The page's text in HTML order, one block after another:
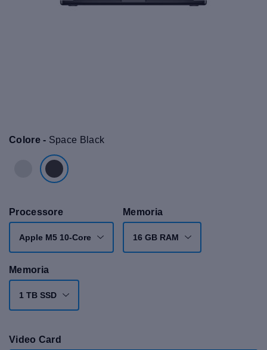
Colore - Space Black
Processore
Apple M5 10-Core
Memoria
16 GB RAM
Memoria
1 TB SSD
Video Card